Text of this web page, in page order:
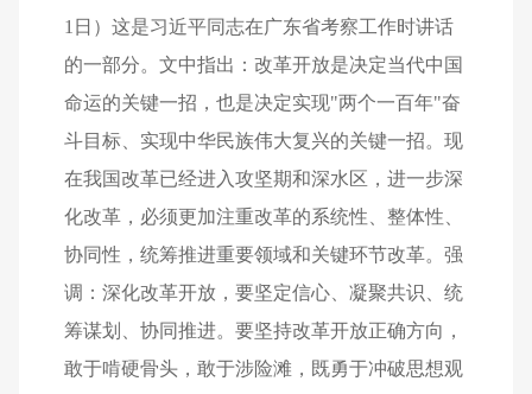
1日）这是习近平同志在广东省考察工作时讲话
的一部分。文中指出：改革开放是决定当代中国
命运的关键一招，也是决定实现"两个一百年"奋
斗目标、实现中华民族伟大复兴的关键一招。现
在我国改革已经进入攻坚期和深水区，进一步深
化改革，必须更加注重改革的系统性、整体性、
协同性，统筹推进重要领域和关键环节改革。强
调：深化改革开放，要坚定信心、凝聚共识、统
筹谋划、协同推进。要坚持改革开放正确方向，
敢于啃硬骨头，敢于涉险滩，既勇于冲破思想观